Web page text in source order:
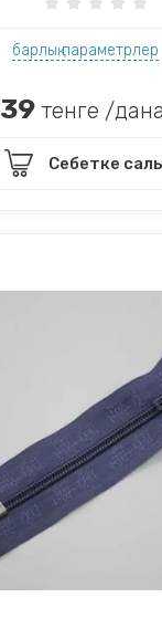
барлық параметрлер
39 тенге /
Себетке